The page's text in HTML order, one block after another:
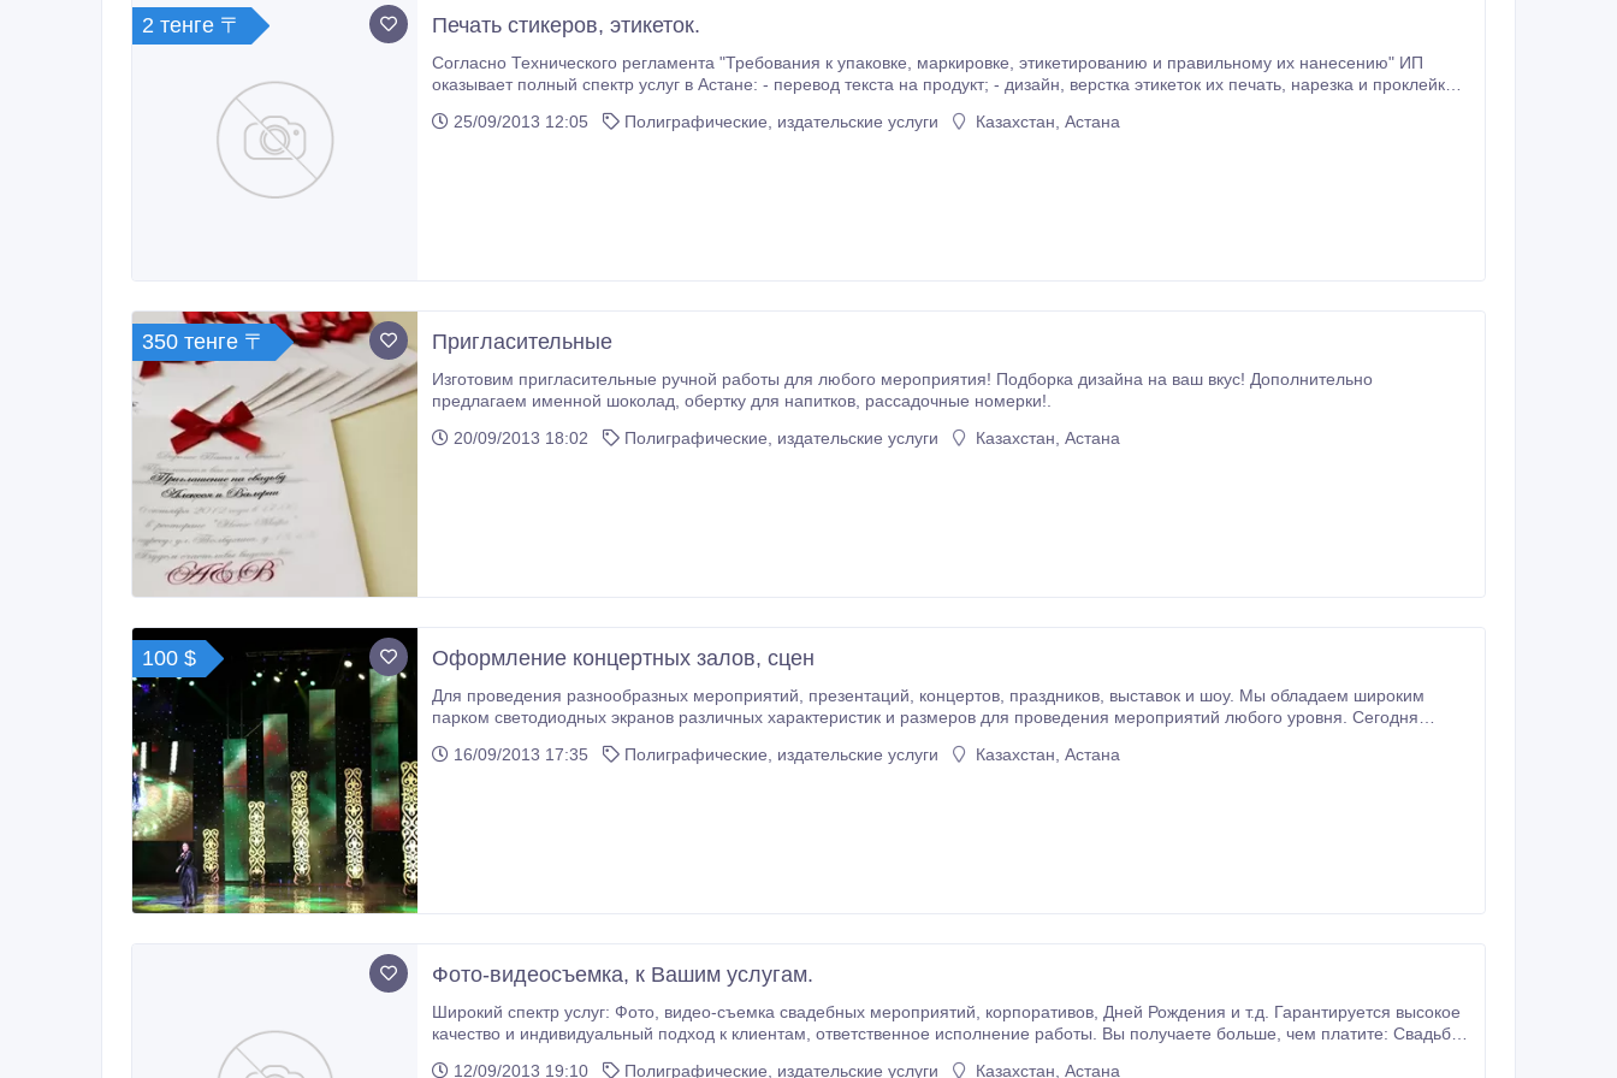
2 тенге 〒 Печать стикеров, этикеток.
Согласно Технического регламента "Требования к упаковке, маркировке, этикетированию и правильному их нанесению" ИП
оказывает полный спектр услуг в Астане: - перевод текста на продукт; - дизайн, верстка этикеток их печать, нарезка и проклейка
25/09/2013 12:05
Полиграфические, издательские услуги Казахстан, Астана
350 тенге 〒 Пригласительные
Изготовим пригласительные ручной работы для любого мероприятия! Подборка дизайна на ваш вкус! Дополнительно
предлагаем именной шоколад, обертку для напитков, рассадочные номерки!.
20/09/2013 18:02
Полиграфические, издательские услуги Казахстан, Астана
100 $ Оформление концертных залов, сцен
Для проведения разнообразных мероприятий, презентаций, концертов, праздников, выставок и шоу. Мы обладаем широким
парком светодиодных экранов различных характеристик и размеров для проведения мероприятий любого уровня. Сегодня
солнечном свете.
16/09/2013 17:35 Полиграфические, издательские услуги Казахстан, Астана
Фото-видеосъемка, к Вашим услугам.
Широкий спектр услуг: Фото, видео-съемка свадебных мероприятий, корпоративов, Дней Рождения и т.д. Гарантируется высокое
качество и индивидуальный подход к клиентам, ответственное исполнение работы. Вы получаете больше, чем платите: Свадьба
12/09/2013 19:10 Полиграфические, издательские услуги Казахстан, Астана